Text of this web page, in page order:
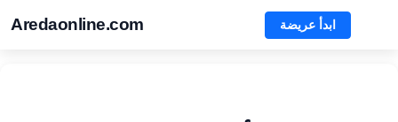
Aredaonline.com ابدأ عريضة